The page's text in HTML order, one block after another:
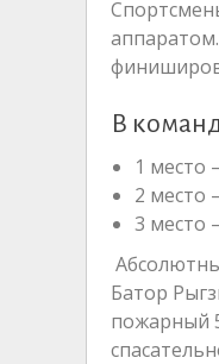
В
1 место
2 место
3 место
Батор
пожарный